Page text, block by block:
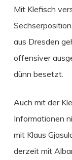
Mit Klefisch
aus Dresden
offensiver
dünn besetzt.
Auch mit der
Informationen
mit Klaus
derzeit mit